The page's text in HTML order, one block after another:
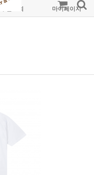
주문조회 마이페이지